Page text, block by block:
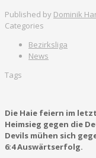
Published by Dominik
Categories
Bezirksliga
News
Tags
Die Haie feiern im
Heimsieg gegen die
Devils mühen sich
6:4 Auswärtserfolg.